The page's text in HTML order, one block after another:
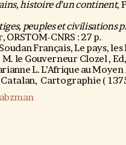
histoire d’un continent,
peuples et civilisations
ORSTOM-CNRS : 27 p.
Français, Le pays,
le Gouverneur Clozel ,
L. L’Afrique au
Cartographie (